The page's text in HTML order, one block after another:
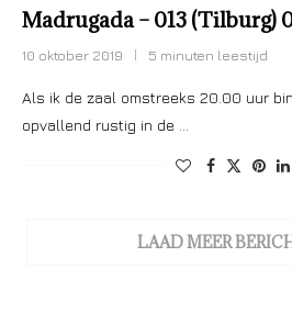
Madrugada – 013 (Tilburg)
10 oktober 2019 5 minuten leestijd
Als ik de zaal omstreeks 20.00 uur
opvallend rustig in de …
LAAD MEER